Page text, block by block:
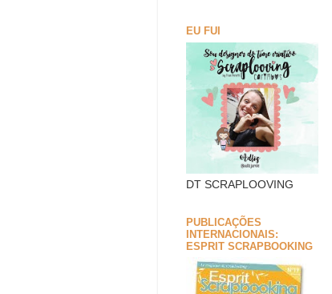
EU FUI
DT SCRAPLOOVING
PUBLICAÇÕES
INTERNACIONAIS:
ESPRIT SCRAPBOOKING